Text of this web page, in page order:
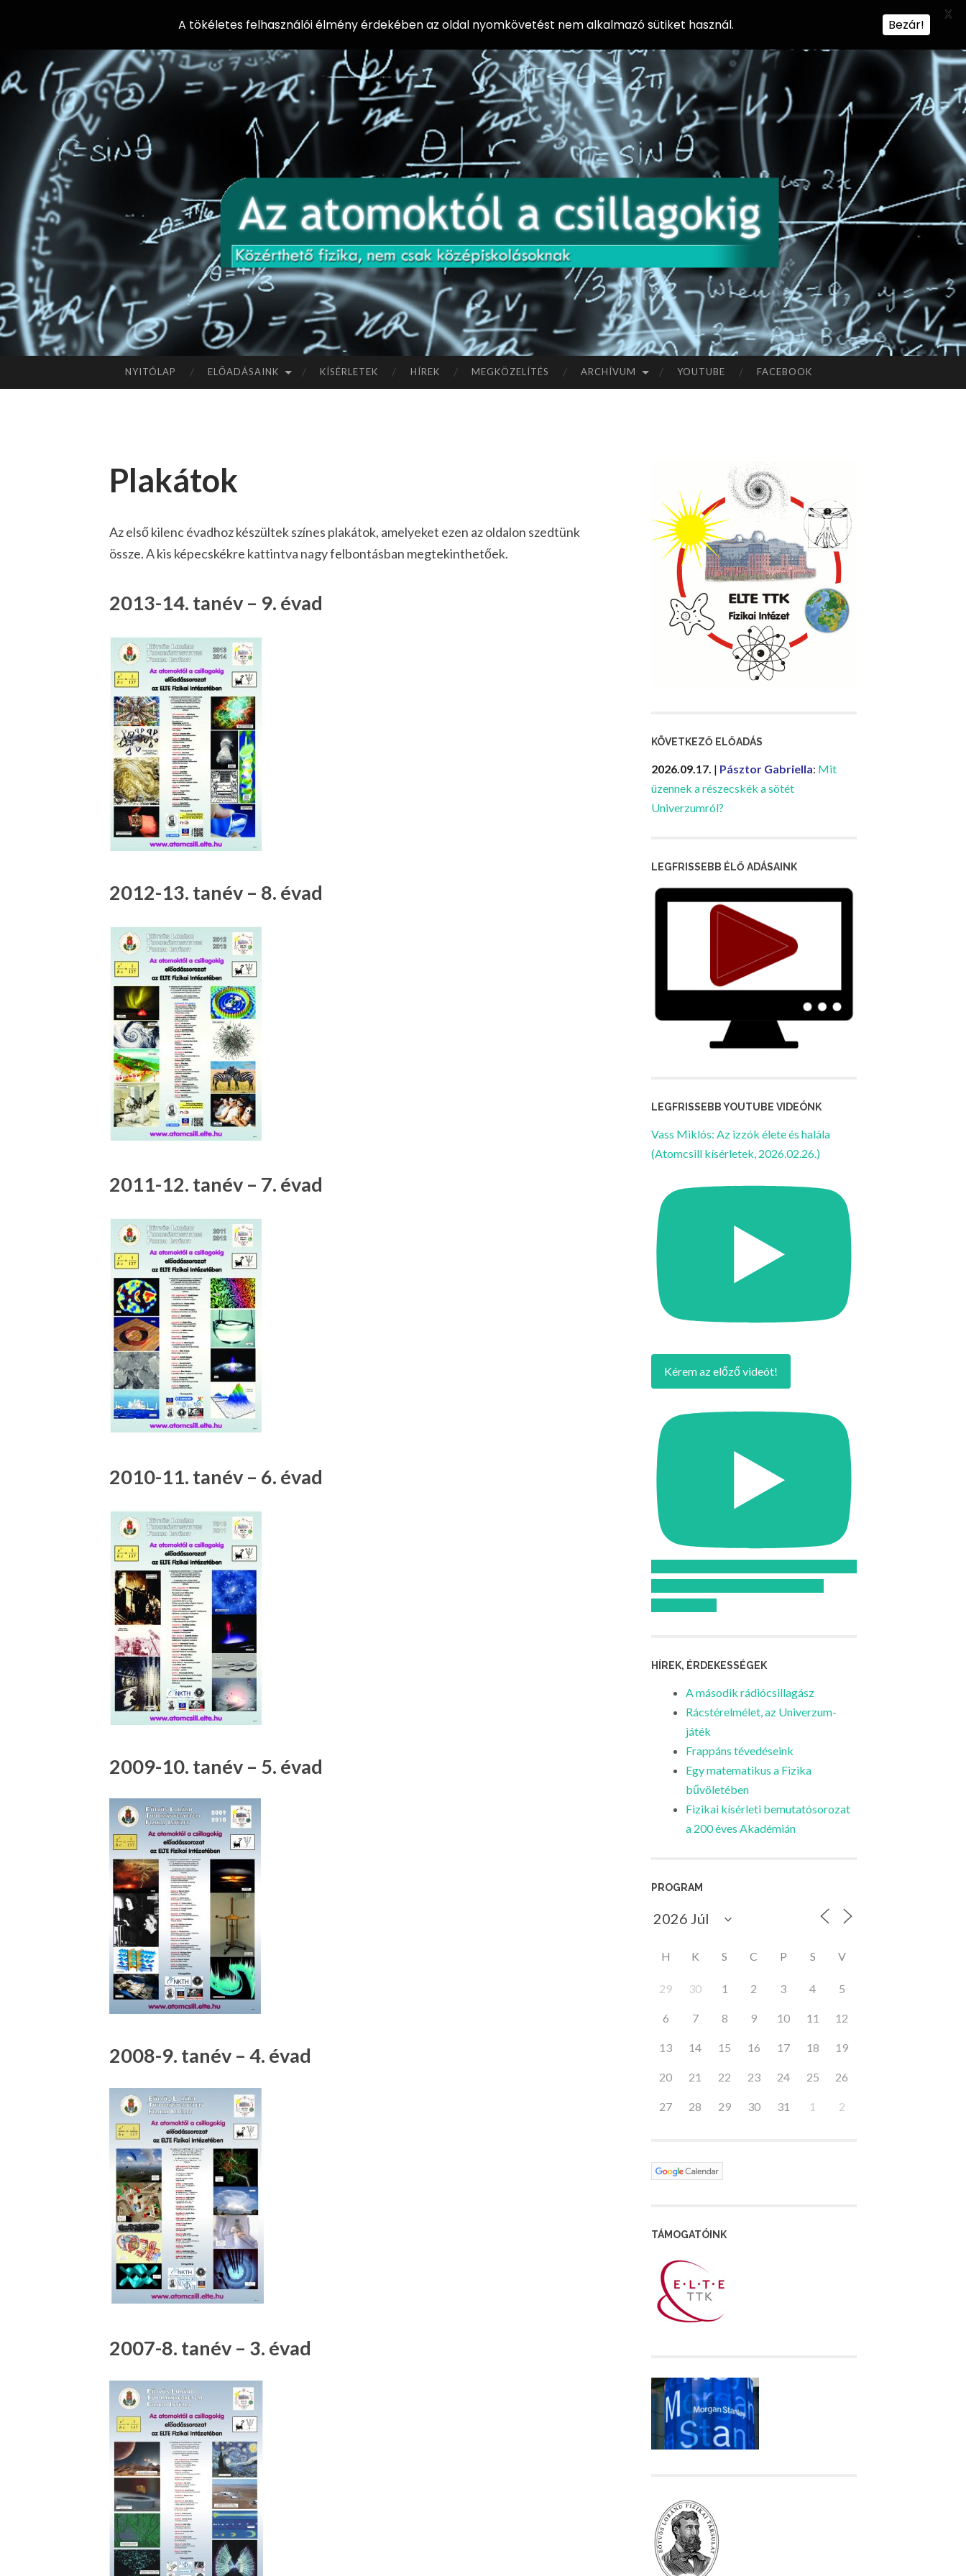
AZ
AT
OM
OK
TÓ
L A
Előadássorozat
középiskolásoknak
az ELTE
Természettudományi
Kar Fizikai
Intézetében
A
NYITÓLAP ELŐADÁSAINK KÍSÉRLETEK HÍREK MEGKÖZELÍTÉS ARCHÍVUM YOUTUBE FACEBOOK
Plakátok
Az első kilenc évadhoz készültek színes plakátok, amelyeket ezen az oldalon szedtünk
össze. A kis képecskékre kattintva nagy felbontásban megtekinthetőek.
2013-14. tanév – 9. évad
2012-13. tanév – 8. évad
2011-12. tanév – 7. évad
2010-11. tanév – 6. évad
2009-10. tanév – 5. évad
2008-9. tanév – 4. évad
2007-8. tanév – 3. évad
KÖVETKEZŐ ELŐADÁS
2026.09.17. | Pásztor Gabriella: Mit
üzennek a részecskék a sötét
Univerzumról?
LEGFRISSEBB ÉLŐ ADÁSAINK
LEGFRISSEBB YOUTUBE VIDEÓNK
Vass Miklós: Az izzók élete és halála
(Atomcsill kísérletek, 2026.02.26.)
Kérem az előző videót!
HÍREK, ÉRDEKESSÉGEK
A második rádiócsillagász
Rácstérelmélet, az Univerzum-
játék
Frappáns tévedéseink
Egy matematikus a Fizika
bűvöletében
Fizikai kísérleti bemutatósorozat
a 200 éves Akadémián
PROGRAM
H K S C P S V
29 30 1 2 3 4 5
6 7 8 9 10 11 12
13 14 15 16 17 18 19
20 21 22 23 24 25 26
27 28 29 30 31 1 2
TÁMOGATÓINK
A tökéletes felhasználói élmény érdekében az oldal nyomkövetést nem alkalmazó sütiket használ. Bezár!
X